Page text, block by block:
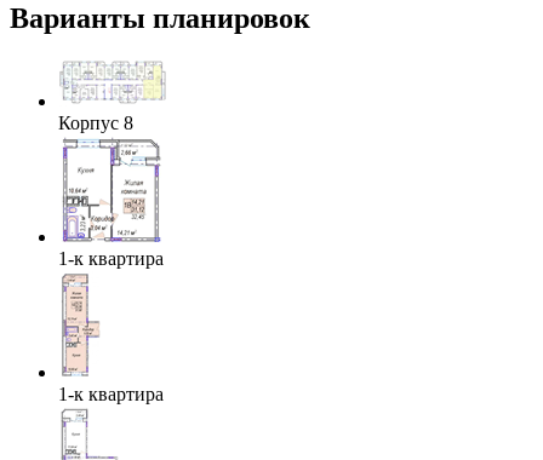
Варианты планировок
Корпус 8
1-к квартира
1-к квартира